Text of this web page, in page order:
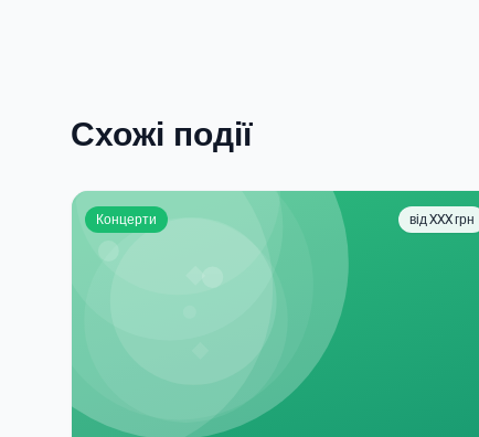
Схожі події
Концерти від XXX грн